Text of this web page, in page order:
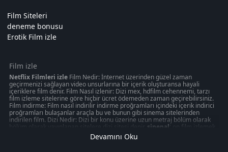
Film Siteleri
deneme bonusu
Erotik Film izle
Film izle
Netflix Filmleri izleFilm Nedir: İnternet üzerinden güzel zaman
geçirmenizi sağlayan video unsurlarına bir içerik oluşturansa hayali
içeriklere film denir. Film Nasıl izlenir: Dizi mex, hdfilm cehennemi, tarzı
film izleme sitelerine göre hiçbir ücret ödemeden zaman geçirebilirsiniz.
Film indirme: Film nasıl indirilir indirme proğramları içindeki içerik indirici
proğramları bulaşanlar araçla bu ve bunun gibi sinema sitelerinden
indirilen film. Dizi Nedir: Dizi bir konu üzerine uzun metraj bölüm olarak
bölüm olarak yayınlanan sitelere dizi sitesi denir. sinepal' on film izlemek
50 kategoride " türkçeyle ilgili olabilecek 1080p kalitede aksiyon, macera
oyunu izmek can verebilir. Akşam gibi ziyaretinizi nasıl değerlendirdiğinizi
Devamını Oku